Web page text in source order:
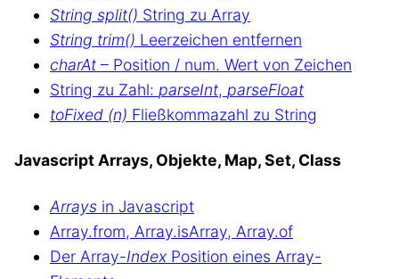
String split() String zu Array
String trim() Leerzeichen entfernen
charAt – Position / num. Wert von Zeichen
String zu Zahl: parseInt, parseFloat
toFixed (n) Fließkommazahl zu String
Javascript Arrays, Objekte, Map, Set, Class
Arrays in Javascript
Array.from, Array.isArray, Array.of
Der Array-Index Position eines Array-